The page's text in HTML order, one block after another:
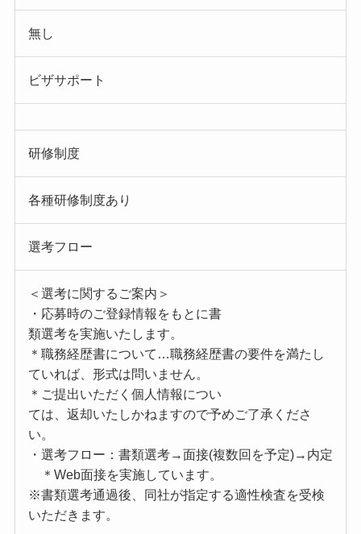
無し
ビザサポート
研修制度
各種研修制度あり
選考フロー
＜選考に関するご案内＞
・応募時のご登録情報をもとに書
類選考を実施いたします。
＊職務経歴書について…職務経歴書の要件を満たし
ていれば、形式は問いません。
＊ご提出いただく個人情報につい
ては、返却いたしかねますので予めご了承くださ
い。
・選考フロー：書類選考→面接(複数回を予定)→内定
＊Web面接を実施しています。
※書類選考通過後、同社が指定する適性検査を受検
いただきます。